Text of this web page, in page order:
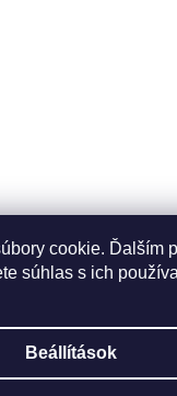
cookie. Ďalším
súhlas s ich
Beállítások
Szállítási és
Shoptet készítette